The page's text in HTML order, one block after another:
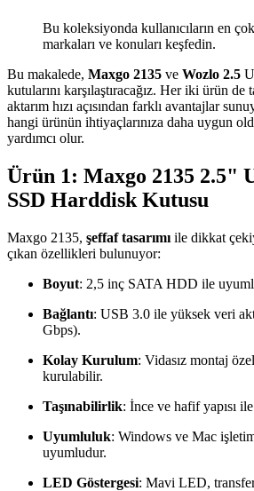
Bu koleksiyonda kullanıcıların en
markaları ve konuları keşfedin.
Bu makalede, Maxgo 2135 ve Wozlo 2.5
kutularını karşılaştıracağız. Her iki ürün
aktarım hızı açısından farklı avantajlar
hangi ürünün ihtiyaçlarınıza daha uygun
yardımcı olur.
Ürün 1: Maxgo 2135 2.5"
SSD Harddisk Kutusu
Maxgo 2135, şeffaf tasarımı ile dikkat
çıkan özellikleri bulunuyor:
Boyut: 2,5 inç SATA HDD ile
Bağlantı: USB 3.0 ile yüksek veri
Gbps).
Kolay Kurulum: Vidasız montaj
kurulabilir.
Taşınabilirlik: İnce ve hafif yapısı
Uyumluluk: Windows ve Mac
uyumludur.
LED Göstergesi: Mavi LED,